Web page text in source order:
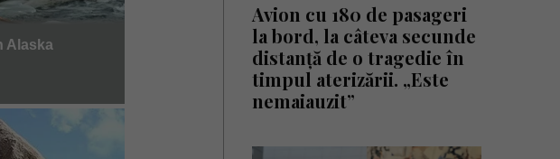
Avion cu 180 de pasageri
la bord, la câteva secunde
distanță de o tragedie în
timpul aterizării. „Este
nemaiauzit”